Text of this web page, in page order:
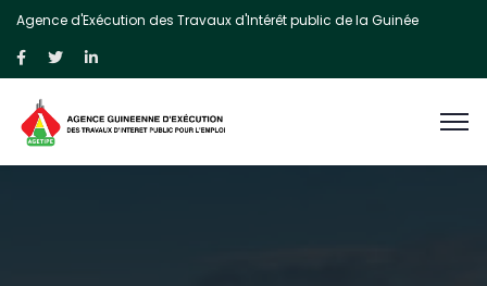
Agence d'Exécution des Travaux d'Intérêt public de la Guinée